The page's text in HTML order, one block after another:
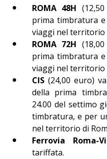
ROMA 48H
prima timbratura
viaggi nel territorio
ROMA 72H
prima timbratura
viaggi nel territorio
CIS(24,00 euro)
della prima
24.00 del settimo
timbratura, e per
nel territorio di
Ferrovia Roma-
tariffata.